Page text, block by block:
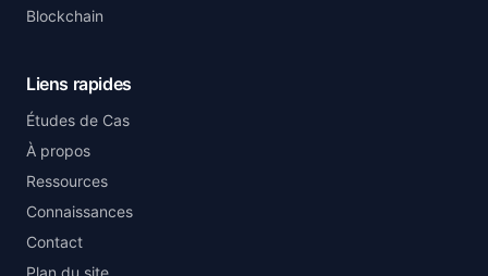
Blockchain
Liens rapides
Études de Cas
À propos
Ressources
Connaissances
Contact
Plan du site